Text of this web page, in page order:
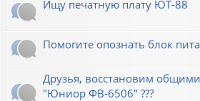
Ищу печатную плату ЮТ-88
Помогите опознать блок
Друзья, восстановим
"Юниор ФВ-6506" ???